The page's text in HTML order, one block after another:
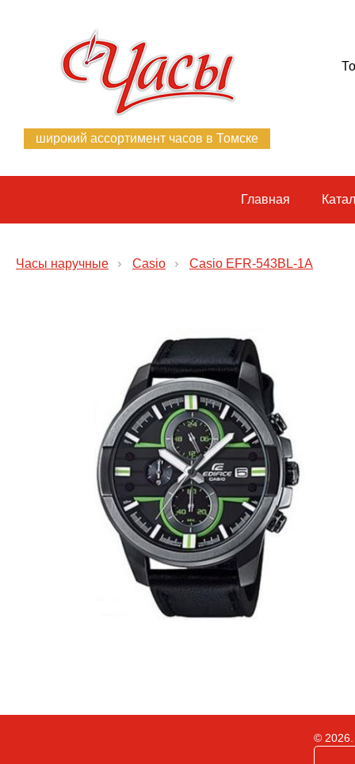
широкий ассортимент часов в Томске
Главная
Часы наручные Casio Casio EFR-543BL-1A
© 2026.